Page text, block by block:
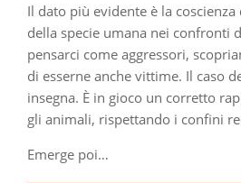
Il dato più evidente è la
della specie umana nei confronti
pensarci come aggressori,
di esserne anche vittime. Il caso
insegna. È in gioco un corretto
gli animali, rispettando i confini
Emerge poi…